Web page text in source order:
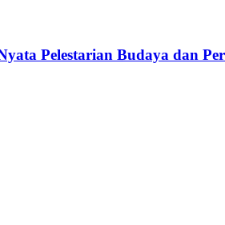
Pelestarian Budaya dan